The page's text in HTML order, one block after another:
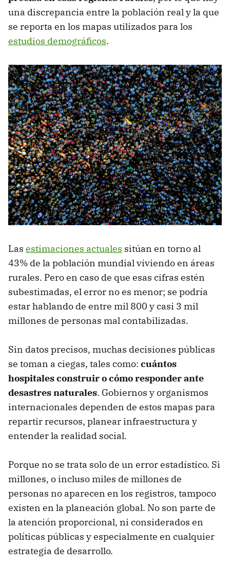
una discrepancia entre la población real y la que
se reporta en los mapas utilizados para los
estudios demográficos.
Las estimaciones actuales sitúan en torno al
43% de la población mundial viviendo en áreas
rurales. Pero en caso de que esas cifras estén
subestimadas, el error no es menor; se podría
estar hablando de entre mil 800 y casi 3 mil
millones de personas mal contabilizadas.
Sin datos precisos, muchas decisiones públicas
se toman a ciegas, tales como: cuántos
hospitales construir o cómo responder ante
desastres naturales. Gobiernos y organismos
internacionales dependen de estos mapas para
repartir recursos, planear infraestructura y
entender la realidad social.
Porque no se trata solo de un error estadístico. Si
millones, o incluso miles de millones de
personas no aparecen en los registros, tampoco
existen en la planeación global. No son parte de
la atención proporcional, ni considerados en
políticas públicas y especialmente en cualquier
estrategia de desarrollo.